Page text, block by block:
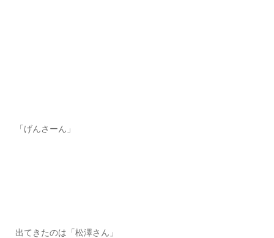
「げんさーん」
出てきたのは「松澤さん」